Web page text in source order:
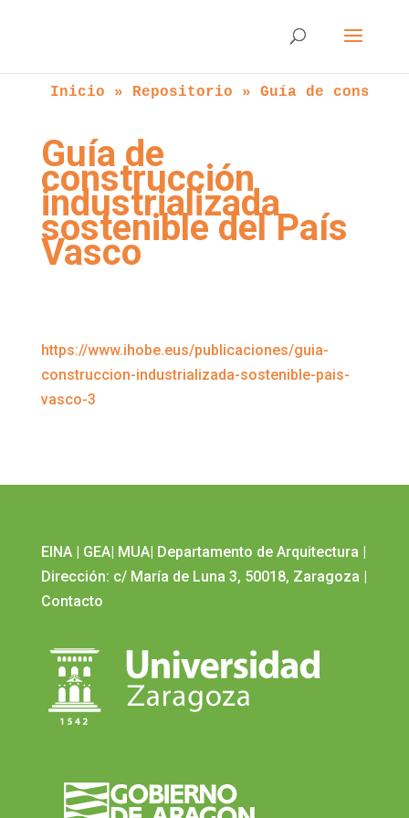
Inicio » Repositorio » Guía de
Guía de
construcción
industrializada
sostenible del País
Vasco
https://www.ihobe.eus/publicaciones/guia-
construccion-industrializada-sostenible-pais-
vasco-3
EINA| GEA| MUA| Departamento de Arquitectura |
Dirección: c/ María de Luna 3, 50018, Zaragoza |
Contacto